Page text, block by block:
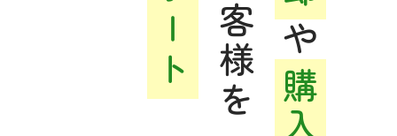
や
購入